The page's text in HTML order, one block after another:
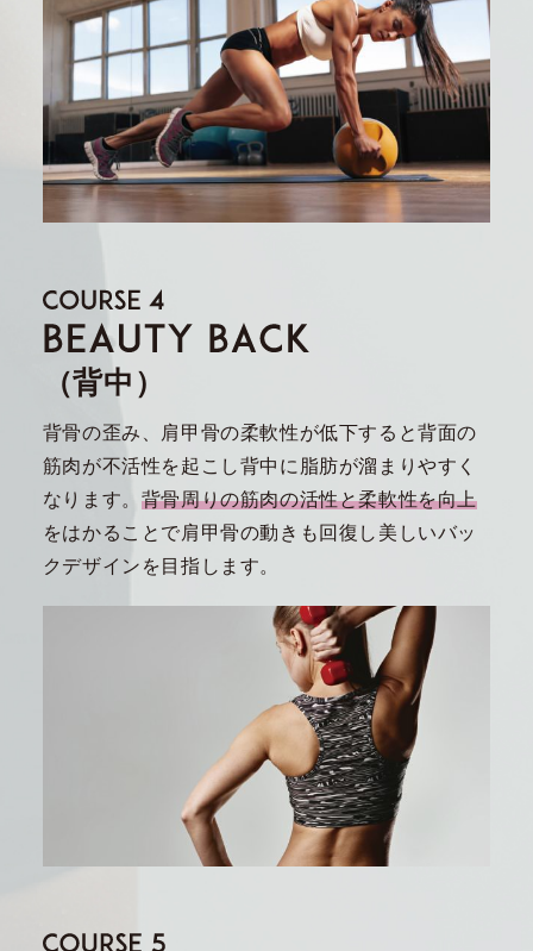
（背中）
背骨の歪み、肩甲骨の柔軟性が低下すると背面の
筋肉が不活性を起こし背中に脂肪が溜まりやすく
なります。 背骨周りの筋肉の活性と柔軟性を向上
をはかることで肩甲骨の動きも回復し美しいバッ
クデザインを目指します。